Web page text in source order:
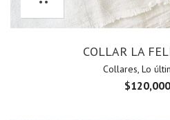
COLLAR LA
Collares, Lo
$